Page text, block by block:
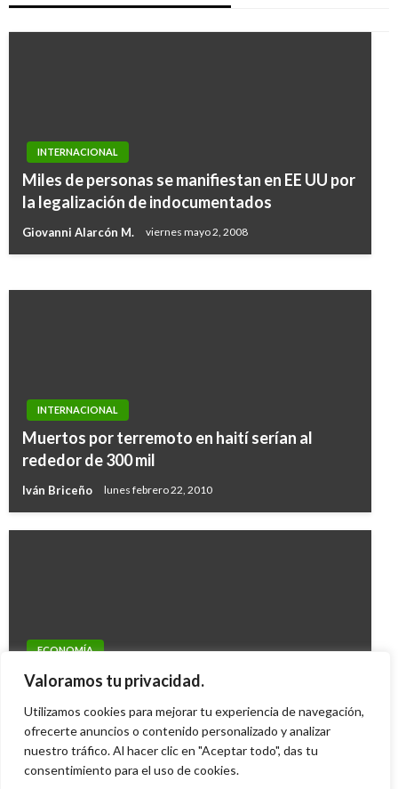
Valoramos tu privacidad.
Utilizamos cookies para mejorar tu experiencia de navegación,
ofrecerte anuncios o contenido personalizado y analizar
nuestro tráfico. Al hacer clic en "Aceptar todo", das tu
consentimiento para el uso de cookies.
INTERNACIONAL
Miles de personas se manifiestan en EE UU por
la legalización de indocumentados
Giovanni Alarcón M. viernes mayo 2, 2008
DEPORTES
Giro de Italia: Nairo solo tiene 53 segundos
para defender título del centenario en la
INTERNACIONAL
Muertos por terremoto en haití serían al
rededor de 300 mil
Iván Briceño lunes febrero 22, 2010
ECONOMÍA
Parlamento Europeo adopta regulación para
Ariel Cabrera viernes abril 21, 2023